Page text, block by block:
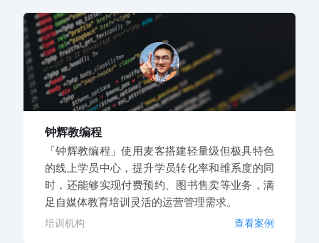
钟辉教编程
「钟辉教编程」使用麦客搭建轻量级但极具特色
的线上学员中心，提升学员转化率和维系度的同
时，还能够实现付费预约、图书售卖等业务，满
足自媒体教育培训灵活的运营管理需求。
培训机构 查看案例